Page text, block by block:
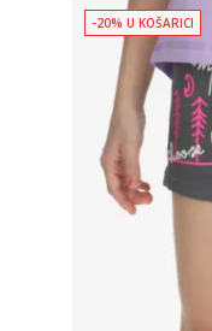
-20% U KOŠARICI